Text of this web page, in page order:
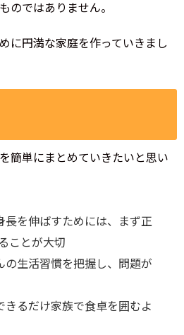
のではありません。
に円満な家庭を作っていきまし
簡単にまとめていきたいと思い
を伸ばすためには、まず正
ことが大切
生活習慣を把握し、問題が
るだけ家族で食卓を囲むよ